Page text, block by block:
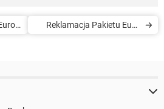
Reklamacja Pakietu Euro